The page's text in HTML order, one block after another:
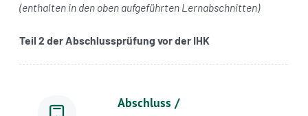
(enthalten in den oben aufgeführten Lernabschnitten)
Teil 2 der Abschlussprüfung vor der IHK
Abschluss /